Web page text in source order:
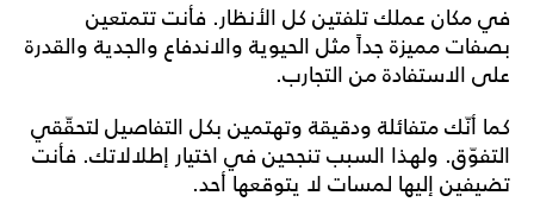
في مكان عملك تلفتين كل الأنظار. فأنت تتمتعين
بصفات مميزة جداً مثل الحيوية والاندفاع والجدية والقدرة
على الاستفادة من التجارب.
كما أنّك متفائلة ودقيقة وتهتمين بكل التفاصيل لتحقّقي
التفوّق. ولهذا السبب تنجحين في اختيار إطلالاتك. فأنت
تضيفين إليها لمسات لا يتوقعها أحد.